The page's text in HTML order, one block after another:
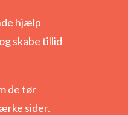
hjælp
skabe tillid
de tør
sider.